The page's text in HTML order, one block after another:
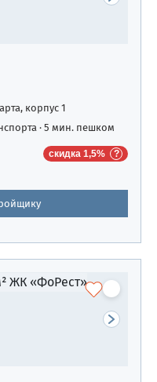
корпус 1
· 5 мин. пешком
скидка 1,5%